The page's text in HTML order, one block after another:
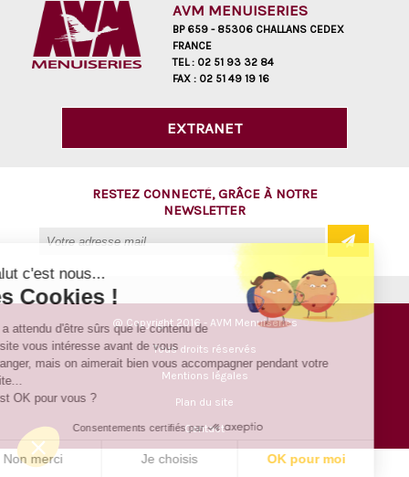
AVM MENUISERIES
BP 659 - 85306 CHALLANS CEDEX
FRANCE
TEL : 02 51 93 32 84
FAX : 02 51 49 19 16
EXTRANET
RESTEZ CONNECTÉ, GRÂCE À NOTRE
NEWSLETTER
@ Copyright 2016 - AVM Menuiseries
Tous droits réservés
Mentions légales
Plan du site
Contact
Salut c'est nous...
les Cookies !
On a attendu d'être sûrs que le contenu de
ce site vous intéresse avant de vous
déranger, mais on aimerait bien vous accompagner pendant votre
visite...
C'est OK pour vous ?
Consentements certifiés par
Non merci Je choisis OK pour moi